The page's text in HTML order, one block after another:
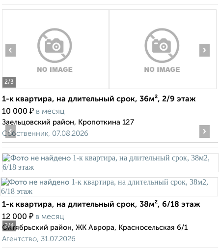
2/3
‹ ›
1-к квартира, на длительный срок, 36м², 2/9 этаж
10 000 ₽ в месяц
Заельцовский район, Кропоткина 127
Собственник, 07.08.2026
2/4
‹ ›
1-к квартира, на длительный срок, 38м², 6/18 этаж
12 000 ₽ в месяц
Октябрьский район, ЖК Аврора, Красносельская 6/1
Агентство, 31.07.2026